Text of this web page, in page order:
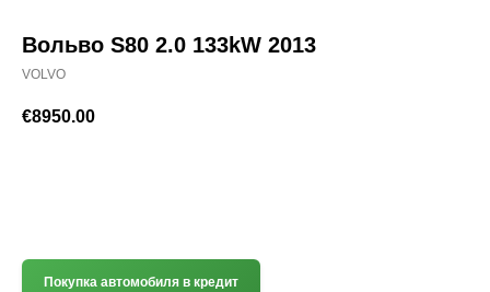
Вольво S80 2.0 133kW 2013
VOLVO
€8950.00
Покупка автомобиля в кредит